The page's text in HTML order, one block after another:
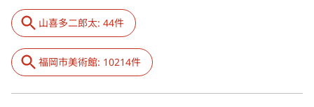
山喜多二郎太: 44件
福岡市美術館: 10214件